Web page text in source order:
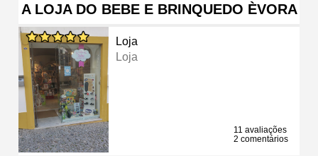
A LOJA DO BEBE E BRINQUEDO ÈVORA
Loja
Loja
11 avaliações
2 comentários